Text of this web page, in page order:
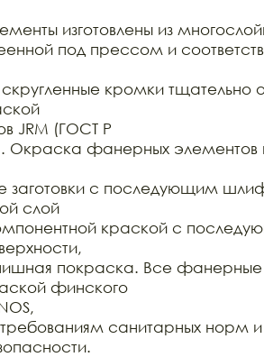
изготовлены из
под прессом и
скругленные кромки
JRM (ГОСТ Р
Окраска фанерных элементов
заготовки с последующим
слой
краской с
покраска. Все
финского
санитарных норм и